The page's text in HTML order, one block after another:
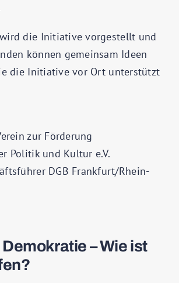
die Initiative vorgestellt und
können gemeinsam Ideen
die Initiative vor Ort unterstützt
zur Förderung
Politik und Kultur e.V.
DGB Frankfurt/Rhein-
– Wie ist